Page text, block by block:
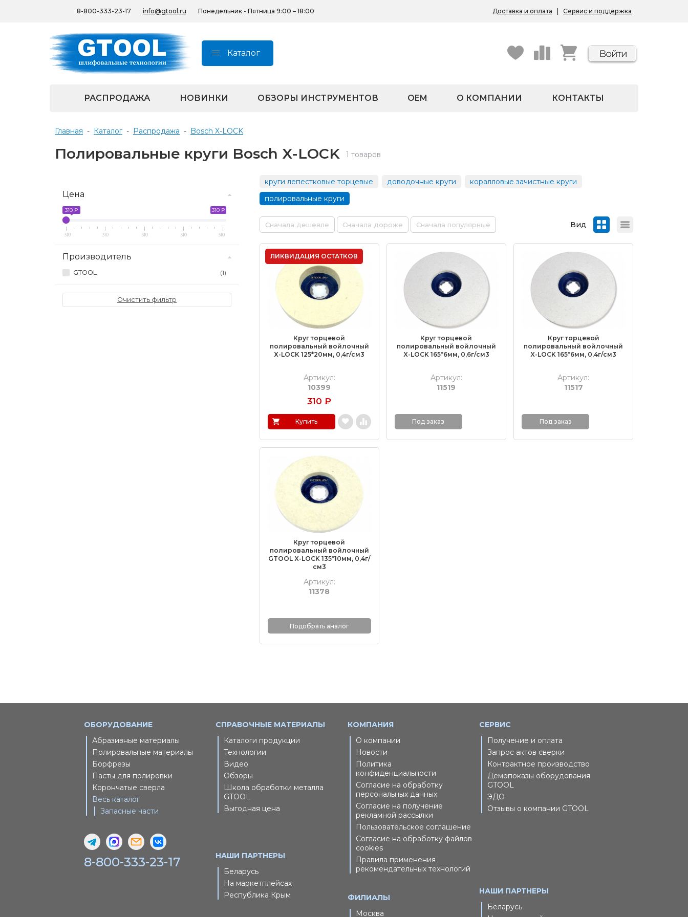
8-800-333-23-17 info@gtool.ru Понедельник - Пятница 9:00 – 18:00 Доставка и оплата Сервис и поддержка
Каталог
РАСПРОДАЖА НОВИНКИ ОБЗОРЫ ИНСТРУМЕНТОВ OEM О КОМПАНИИ КОНТАКТЫ
Главная - Каталог - Распродажа - Bosch X-LOCK
Полировальные круги Bosch X-LOCK 1 товаров
Цена
310 ₽
310 ₽
310 310 310 310 310
Производитель
GTOOL (1)
Очистить фильтр
круги лепестковые торцевые доводочные круги
коралловые зачистные круги
полировальные круги
Сначала дешевле Сначала дороже Сначала популярные Вид
ЛИКВИДАЦИЯ ОСТАТКОВ
Круг торцевой
полировальный войлочный
X-LOCK 125*20мм, 0,4г/см3
Артикул:
10399
310 ₽
Купить
Круг торцевой
полировальный войлочный
X-LOCK 165*6мм, 0,6г/см3
Артикул:
11519
Под заказ
Круг торцевой
полировальный войлочный
X-LOCK 165*6мм, 0,4г/см3
Артикул:
11517
Под заказ
Круг торцевой
полировальный войлочный
GTOOL X-LOCK 135*10мм, 0,4г/
см3
Артикул:
11378
Подобрать аналог
ОБОРУДОВАНИЕ
Абразивные материалы
Полировальные материалы
Борфрезы
Пасты для полировки
Корончатые сверла
Весь каталог
Запасные части
8-800-333-23-17
СПРАВОЧНЫЕ МАТЕРИАЛЫ
Каталоги продукции
Технологии
Видео
Обзоры
Школа обработки металла
GTOOL
Выгодная цена
НАШИ ПАРТНЕРЫ
Беларусь
На маркетплейсах
Республика Крым
КОМПАНИЯ
О компании
Новости
Политика
конфиденциальности
Согласие на обработку
персональных данных
Согласие на получение
рекламной рассылки
Пользовательское соглашение
Согласие на обработку файлов
cookies
Правила применения
рекомендательных технологий
ФИЛИАЛЫ
Москва
СЕРВИС
Получение и оплата
Запрос актов сверки
Контрактное производство
Демопоказы оборудования
GTOOL
ЭДО
Отзывы о компании GTOOL
НАШИ ПАРТНЕРЫ
Беларусь